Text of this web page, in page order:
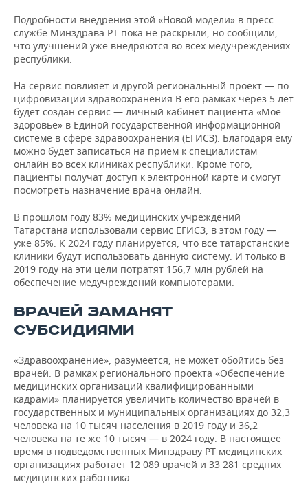
Подробности внедрения этой «Новой модели» в пресс-
службе Минздрава РТ пока не раскрыли, но сообщили,
что улучшений уже внедряются во всех медучреждениях
республики.
На сервис повлияет и другой региональный проект — по
цифровизации здравоохранения.В его рамках через 5 лет
будет создан сервис — личный кабинет пациента «Мое
здоровье» в Единой государственной информационной
системе в сфере здравоохранения (ЕГИСЗ). Благодаря ему
можно будет записаться на прием к специалистам
онлайн во всех клиниках республики. Кроме того,
пациенты получат доступ к электронной карте и смогут
посмотреть назначение врача онлайн.
В прошлом году 83% медицинских учреждений
Татарстана использовали сервис ЕГИСЗ, в этом году —
уже 85%. К 2024 году планируется, что все татарстанские
клиники будут использовать данную систему. И только в
2019 году на эти цели потратят 156,7 млн рублей на
обеспечение медучреждений компьютерами.
ВРАЧЕЙ ЗАМАНЯТ
СУБСИДИЯМИ
«Здравоохранение», разумеется, не может обойтись без
врачей. В рамках регионального проекта «Обеспечение
медицинских организаций квалифицированными
кадрами» планируется увеличить количество врачей в
государственных и муниципальных организациях до 32,3
человека на 10 тысяч населения в 2019 году и 36,2
человека на те же 10 тысяч — в 2024 году. В настоящее
время в подведомственных Минздраву РТ медицинских
организациях работает 12 089 врачей и 33 281 средних
медицинских работника.